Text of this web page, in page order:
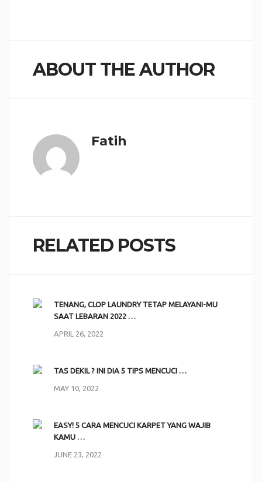
ABOUT THE AUTHOR
Fatih
RELATED POSTS
TENANG, CLOP LAUNDRY TETAP MELAYANI-MU
SAAT LEBARAN 2022 …
APRIL 26, 2022
TAS DEKIL ? INI DIA 5 TIPS MENCUCI …
MAY 10, 2022
EASY! 5 CARA MENCUCI KARPET YANG WAJIB
KAMU …
JUNE 23, 2022